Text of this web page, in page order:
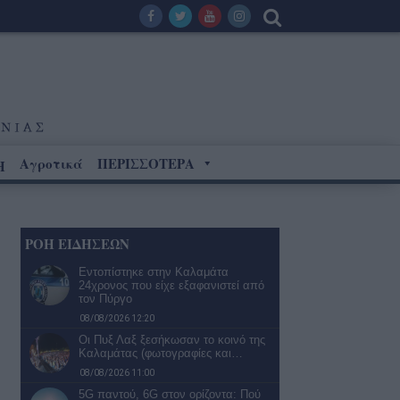
Αγροτικά ΠΕΡΙΣΣΟΤΕΡΑ
ΡΟΗ ΕΙΔΗΣΕΩΝ
Εντοπίστηκε στην Καλαμάτα
24χρονος που είχε εξαφανιστεί από
τον Πύργο
08/08/2026 12:20
Οι Πυξ Λαξ ξεσήκωσαν το κοινό της
Καλαμάτας (φωτογραφίες και…
08/08/2026 11:00
5G παντού, 6G στον ορίζοντα: Πού